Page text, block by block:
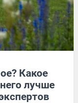
Какое
лучше